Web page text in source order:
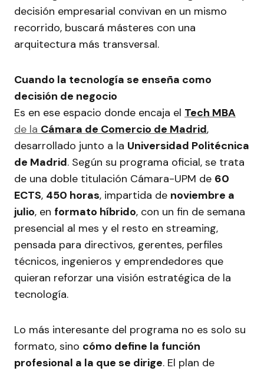
decisión empresarial convivan en un mismo
recorrido, buscará másteres con una
arquitectura más transversal.
Cuando la tecnología se enseña como
decisión de negocio
Es en ese espacio donde encaja el Tech MBA
de la Cámara de Comercio de Madrid,
desarrollado junto a la Universidad Politécnica
de Madrid. Según su programa oficial, se trata
de una doble titulación Cámara-UPM de 60
ECTS, 450 horas, impartida de noviembre a
julio, en formato híbrido, con un fin de semana
presencial al mes y el resto en streaming,
pensada para directivos, gerentes, perfiles
técnicos, ingenieros y emprendedores que
quieran reforzar una visión estratégica de la
tecnología.
Lo más interesante del programa no es solo su
formato, sino cómo define la función
profesional a la que se dirige. El plan de